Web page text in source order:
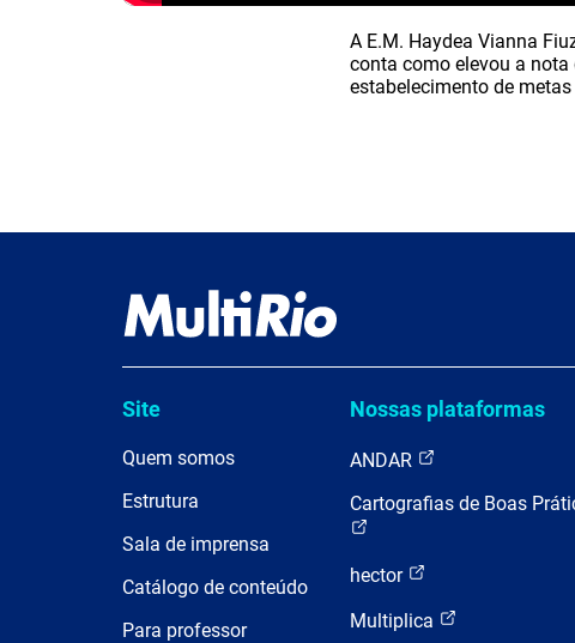
A E.M. Haydea Vianna
conta como elevou a
estabelecimento de
Site
Quem somos
Estrutura
Sala de imprensa
Catálogo de conteúdo
Para professor
Nossas plataformas
ANDAR
Cartografias de Boas
hector
Multiplica